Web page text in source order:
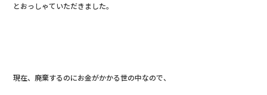
とおっしゃていただきました。
現在、廃棄するのにお金がかかる世の中なので、